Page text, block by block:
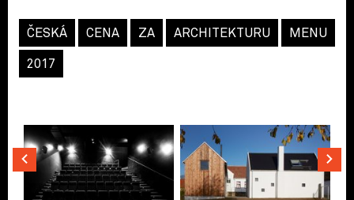
ČESKÁ CENA ZA ARCHITEKTURU
2017
MENU